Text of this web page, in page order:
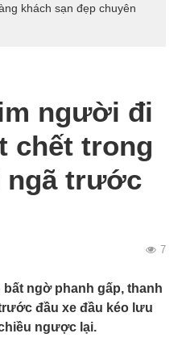
khách sạn đẹp chuyên
người đi
chết trong
ngã trước
7
ngờ phanh gấp, thanh
đầu xe đầu kéo lưu
ngược lại.